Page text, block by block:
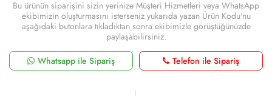
Bu ürünün siparişini sizin yerinize Müşteri Hizmetleri veya WhatsApp
ekibimizin oluşturmasını isterseniz yukarıda yazan Ürün Kodu'nu
aşağıdaki butonlara tıkladıktan sonra ekibimizle görüştüğünüzde
paylaşabilirsiniz.
Whatsapp ile Sipariş
Telefon ile Sipariş